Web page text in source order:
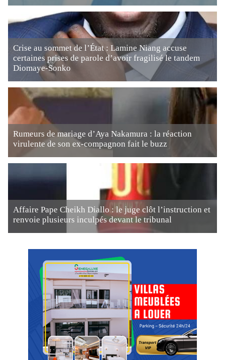
Crise au sommet de l’État : Lamine Niang accuse
certaines prises de parole d’avoir fragilisé le tandem
Diomaye-Sonko
Rumeurs de mariage d’Aya Nakamura : la réaction
virulente de son ex-compagnon fait le buzz
Affaire Pape Cheikh Diallo : le juge clôt l’instruction et
renvoie plusieurs inculpés devant le tribunal